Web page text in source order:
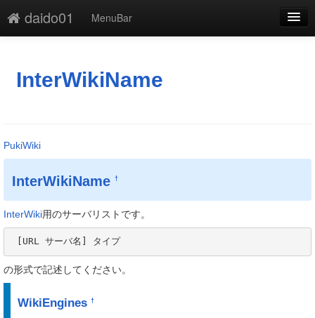
daido01
MenuBar
添付
最終更新
一覧
単語検索
InterWikiName
PukiWiki
InterWikiName †
InterWiki用のサーバリストです。
[URL サーバ名] タイプ
の形式で記述してください。
WikiEngines †